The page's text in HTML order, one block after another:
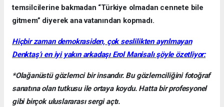
temsilcilerine bakmadan “Türkiye olmadan cennete bile
gitmem” diyerek ana vatanından kopmadı.
Hiçbir zaman demokrasiden, çok seslilikten ayrılmayan
Denktaş’ı en iyi yakın arkadaşı Erol Manisalı şöyle özetliyor:
*Olağanüstü gözlemci bir insandır. Bu gözlemciliğini fotoğraf
sanatına olan tutkusu ile ortaya koydu. Hatta bir profesyonel
gibi birçok uluslararası sergi açtı.